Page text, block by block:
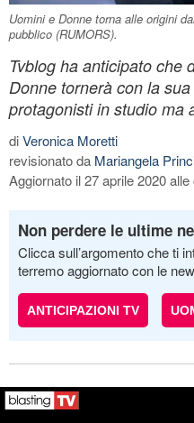
Uomini e Donne torna alle origini
pubblico (RUMORS).
Tvblog ha anticipato che
Donne tornerà con la
protagonisti in studio ma
diVeronica Moretti
revisionato da Mariangela
Aggiornato il 27 aprile 2020
Non perdere le ultime
Clicca sull’argomento che ti
terremo aggiornato con le
ANTICIPAZIONI TV